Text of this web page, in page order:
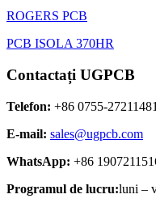
ROGERS PCB
PCB ISOLA 370HR
Contactați UGPCB
Telefon: +86 0755-27211481
E-mail: sales@ugpcb.com
WhatsApp: +86
Programul de lucru:luni –